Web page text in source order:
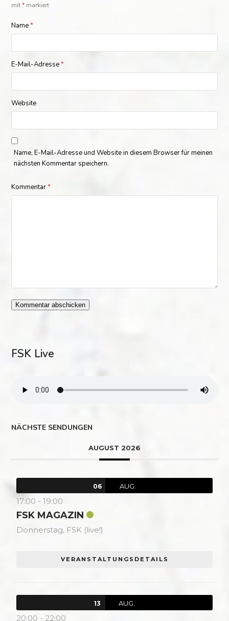
mit* markiert
Name*
E-Mail-Adresse*
Website
Name, E-Mail-Adresse und Website in diesem Browser für meinen
nächsten Kommentar speichern.
Kommentar*
FSK Live
NÄCHSTE SENDUNGEN
AUGUST 2026
06 AUG.
17:00 -19:00
FSK MAGAZIN
Donnerstag, FSK (live!)
VERANSTALTUNGSDETAILS
13 AUG.
20:00 - 22:00